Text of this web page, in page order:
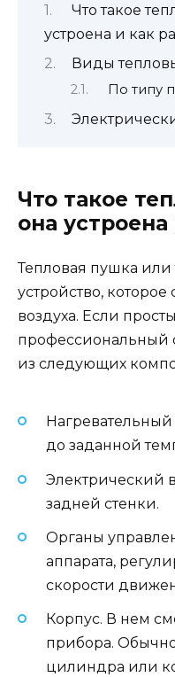
Что такое
устроена и как
Виды
По типу
Что такое
она
Тепловая пушка или
устройство, которое
воздуха. Если
профессиональный
из следующих
до заданной
Электрический
задней стенки.
Органы
аппарата,
скорости
Корпус. В нем
прибора.
цилиндра или